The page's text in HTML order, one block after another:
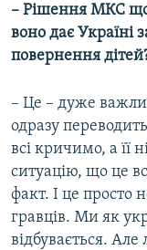
– Рішення МКС
воно дає
повернення
– Це – дуже
одразу
всі кричимо, а її
ситуацію, що це
факт. І це просто
гравців. Ми як
відбувається.